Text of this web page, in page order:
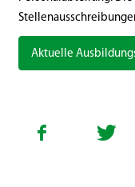
Aktuelle